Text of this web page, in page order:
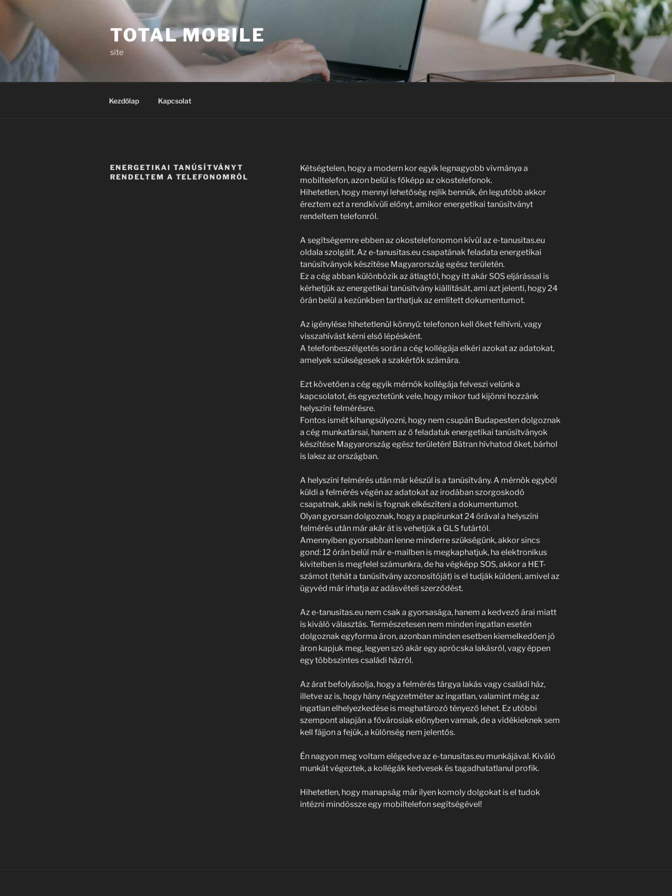
Tartalomhoz
TOTAL MOBILE
site
Kezdőlap Kapcsolat
ENERGETIKAI TANÚSÍTVÁNYT
RENDELTEM A TELEFONOMRÓL
Kétségtelen, hogy a modern kor egyik legnagyobb vívmánya a
mobiltelefon, azon belül is főképp az okostelefonok.
Hihetetlen, hogy mennyi lehetőség rejlik bennük, én legutóbb akkor
éreztem ezt a rendkívüli előnyt, amikor energetikai tanúsítványt
rendeltem telefonról.
A segítségemre ebben az okostelefonomon kívül az e-tanusitas.eu
oldala szolgált. Az e-tanusitas.eu csapatának feladata energetikai
tanúsítványok készítése Magyarország egész területén.
Ez a cég abban különbözik az átlagtól, hogy itt akár SOS eljárással is
kérhetjük az energetikai tanúsítvány kiállítását, ami azt jelenti, hogy 24
órán belül a kezünkben tarthatjuk az említett dokumentumot.
Az igénylése hihetetlenül könnyű: telefonon kell őket felhívni, vagy
visszahívást kérni első lépésként.
A telefonbeszélgetés során a cég kollégája elkéri azokat az adatokat,
amelyek szükségesek a szakértők számára.
Ezt követően a cég egyik mérnök kollégája felveszi velünk a
kapcsolatot, és egyeztetünk vele, hogy mikor tud kijönni hozzánk
helyszíni felmérésre.
Fontos ismét kihangsúlyozni, hogy nem csupán Budapesten dolgoznak
a cég munkatársai, hanem az ő feladatuk energetikai tanúsítványok
készítése Magyarország egész területén! Bátran hívhatod őket, bárhol
is laksz az országban.
A helyszíni felmérés után már készül is a tanúsítvány. A mérnök egyből
küldi a felmérés végén az adatokat az irodában szorgoskodó
csapatnak, akik neki is fognak elkészíteni a dokumentumot.
Olyan gyorsan dolgoznak, hogy a papírunkat 24 órával a helyszíni
felmérés után már akár át is vehetjük a GLS futártól.
Amennyiben gyorsabban lenne minderre szükségünk, akkor sincs
gond: 12 órán belül már e-mailben is megkaphatjuk, ha elektronikus
kivitelben is megfelel számunkra, de ha végképp SOS, akkor a HET-
számot (tehát a tanúsítvány azonosítóját) is el tudják küldeni, amivel az
ügyvéd már írhatja az adásvételi szerződést.
Az e-tanusitas.eu nem csak a gyorsasága, hanem a kedvező árai miatt
is kiváló választás. Természetesen nem minden ingatlan esetén
dolgoznak egyforma áron, azonban minden esetben kiemelkedően jó
áron kapjuk meg, legyen szó akár egy aprócska lakásról, vagy éppen
egy többszintes családi házról.
Az árat befolyásolja, hogy a felmérés tárgya lakás vagy családi ház,
illetve az is, hogy hány négyzetméter az ingatlan, valamint még az
ingatlan elhelyezkedése is meghatározó tényező lehet. Ez utóbbi
szempont alapján a fővárosiak előnyben vannak, de a vidékieknek sem
kell fájjon a fejük, a különség nem jelentős.
Én nagyon meg voltam elégedve az e-tanusitas.eu munkájával. Kiváló
munkát végeztek, a kollégák kedvesek és tagadhatatlanul profik.
Hihetetlen, hogy manapság már ilyen komoly dolgokat is el tudok
intézni mindössze egy mobiltelefon segítségével!